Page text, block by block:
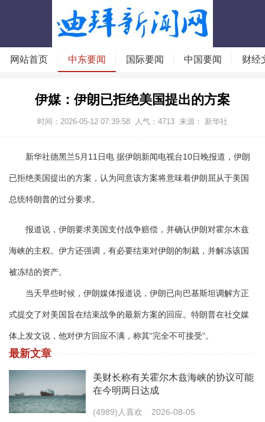
网站首页 中东要闻 国际要闻 中国要闻 财经
伊媒：伊朗已拒绝美国提出的方案
时间：2026-05-12 07:39:58 人气： 4713 来源： 新华社
新华社德黑兰5月11日电 据伊朗新闻电视台10日晚报道，伊朗
已拒绝美国提出的方案，认为同意该方案将意味着伊朗屈从于美国
总统特朗普的过分要求。
报道说，伊朗要求美国支付战争赔偿，并确认伊朗对霍尔木兹
海峡的主权。伊方还强调，有必要结束对伊朗的制裁，并解冻该国
被冻结的资产。
当天早些时候，伊朗媒体报道说，伊朗已向巴基斯坦调解方正
式提交了对美国旨在结束战争的最新方案的回应。特朗普在社交媒
体上发文说，他对伊方回应不满，称其“完全不可接受”。
最新文章
美财长称有关霍尔木兹海峡的协议可能
在今明两日达成
(4989)人喜欢 2026-08-05